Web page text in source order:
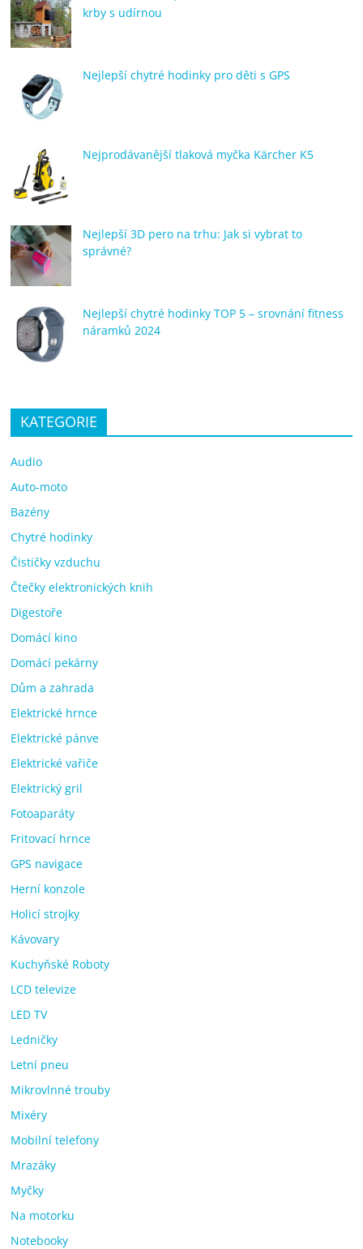
krby s udírnou
Nejlepší chytré hodinky pro děti s GPS
Nejprodávanější tlaková myčka Kärcher K5
Nejlepší 3D pero na trhu: Jak si vybrat to
správné?
Nejlepší chytré hodinky TOP 5 – srovnání fitness
náramků 2024
KATEGORIE
Audio
Auto-moto
Bazény
Chytré hodinky
Čističky vzduchu
Čtečky elektronických knih
Digestoře
Domácí kino
Domácí pekárny
Dům a zahrada
Elektrické hrnce
Elektrické pánve
Elektrické vařiče
Elektrický gril
Fotoaparáty
Fritovací hrnce
GPS navigace
Herní konzole
Holicí strojky
Kávovary
Kuchyňské Roboty
LCD televize
LED TV
Ledničky
Letní pneu
Mikrovlnné trouby
Mixéry
Mobilní telefony
Mrazáky
Myčky
Na motorku
Notebooky